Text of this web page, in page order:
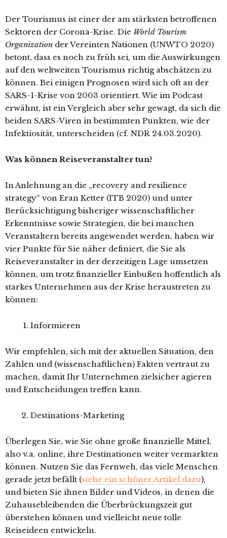
Der Tourismus ist einer der am stärksten betroffenen
Sektoren der Corona-Krise. Die World Tourism
Organization der Vereinten Nationen (UNWTO 2020)
betont, dass es noch zu früh sei, um die Auswirkungen
auf den weltweiten Tourismus richtig abschätzen zu
können. Bei einigen Prognosen wird sich oft an der
SARS-1-Krise von 2003 orientiert. Wie im Podcast
erwähnt, ist ein Vergleich aber sehr gewagt, da sich die
beiden SARS-Viren in bestimmten Punkten, wie der
Infektiosität, unterscheiden (cf. NDR 24.03.2020).
Was können Reiseveranstalter tun?
In Anlehnung an die „recovery and resilience
strategy“ von Eran Ketter (ITB 2020) und unter
Berücksichtigung bisheriger wissenschaftlicher
Erkenntnisse sowie Strategien, die bei manchen
Veranstaltern bereits angewendet werden, haben wir
vier Punkte für Sie näher definiert, die Sie als
Reiseveranstalter in der derzeitigen Lage umsetzen
können, um trotz finanzieller Einbußen hoffentlich als
starkes Unternehmen aus der Krise heraustreten zu
können:
Informieren
Wir empfehlen, sich mit der aktuellen Situation, den
Zahlen und (wissenschaftlichen) Fakten vertraut zu
machen, damit Ihr Unternehmen zielsicher agieren
und Entscheidungen treffen kann.
Destinations-Marketing
Überlegen Sie, wie Sie ohne große finanzielle Mittel,
also v.a. online, ihre Destinationen weiter vermarkten
können. Nutzen Sie das Fernweh, das viele Menschen
gerade jetzt befällt (siehe ein schöner Artikel dazu),
und bieten Sie ihnen Bilder und Videos, in denen die
Zuhausebleibenden die Überbrückungszeit gut
überstehen können und vielleicht neue tolle
Reiseideen entwickeln.